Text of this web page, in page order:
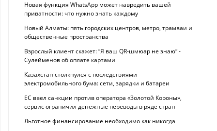
Новая функция WhatsApp может навредить вашей
приватности: что нужно знать каждому
Новый Алматы: пять городских центров, метро, трамваи и
общественные пространства
Взрослый клиент скажет: “Я ваш QR-шмюар не знаю“ -
Сулейменов об оплате картами
Казахстан столкнулся с последствиями
электромобильного бума: сети, зарядки и батареи
ЕС ввел санкции против оператора «Золотой Короны»,
сервис ограничил денежные переводы в ряде стран
Льготное финансирование необходимо как никогда